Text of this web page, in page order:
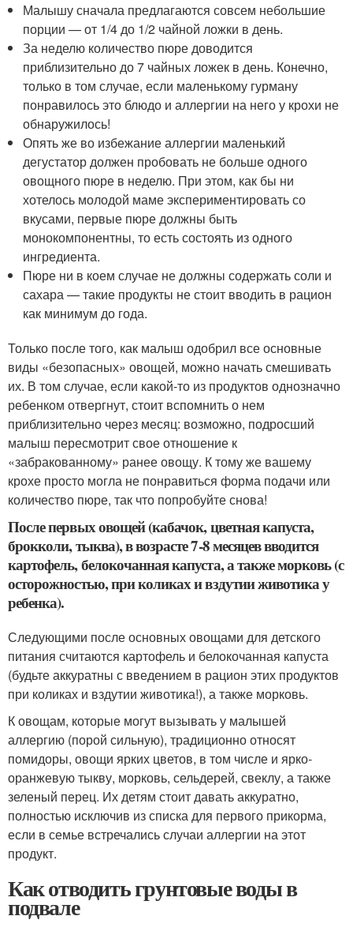
Малышу сначала предлагаются совсем небольшие
порции — от 1/4 до 1/2 чайной ложки в день.
За неделю количество пюре доводится
приблизительно до 7 чайных ложек в день. Конечно,
только в том случае, если маленькому гурману
понравилось это блюдо и аллергии на него у крохи не
обнаружилось!
Опять же во избежание аллергии маленький
дегустатор должен пробовать не больше одного
овощного пюре в неделю. При этом, как бы ни
хотелось молодой маме экспериментировать со
вкусами, первые пюре должны быть
монокомпонентны, то есть состоять из одного
ингредиента.
Пюре ни в коем случае не должны содержать соли и
сахара — такие продукты не стоит вводить в рацион
как минимум до года.
Только после того, как малыш одобрил все основные
виды «безопасных» овощей, можно начать смешивать
их. В том случае, если какой-то из продуктов однозначно
ребенком отвергнут, стоит вспомнить о нем
приблизительно через месяц: возможно, подросший
малыш пересмотрит свое отношение к
«забракованному» ранее овощу. К тому же вашему
крохе просто могла не понравиться форма подачи или
количество пюре, так что попробуйте снова!
После первых овощей (кабачок, цветная капуста,
брокколи, тыква), в возрасте 7-8 месяцев вводится
картофель, белокочанная капуста, а также морковь (с
осторожностью, при коликах и вздутии животика у
ребенка).
Следующими после основных овощами для детского
питания считаются картофель и белокочанная капуста
(будьте аккуратны с введением в рацион этих продуктов
при коликах и вздутии животика!), а также морковь.
К овощам, которые могут вызывать у малышей
аллергию (порой сильную), традиционно относят
помидоры, овощи ярких цветов, в том числе и ярко-
оранжевую тыкву, морковь, сельдерей, свеклу, а также
зеленый перец. Их детям стоит давать аккуратно,
полностью исключив из списка для первого прикорма,
если в семье встречались случаи аллергии на этот
продукт.
Как отводить грунтовые воды в
подвале